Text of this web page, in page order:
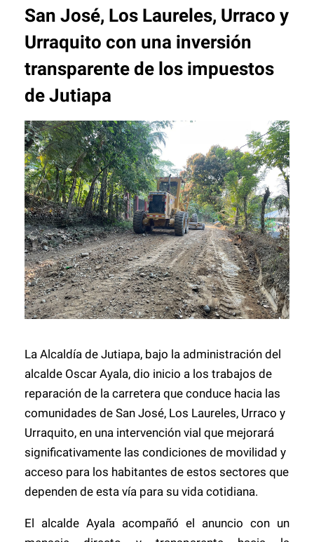
San José, Los Laureles, Urraco y
Urraquito con una inversión
transparente de los impuestos
de Jutiapa
La Alcaldía de Jutiapa, bajo la administración del
alcalde Oscar Ayala, dio inicio a los trabajos de
reparación de la carretera que conduce hacia las
comunidades de San José, Los Laureles, Urraco y
Urraquito, en una intervención vial que mejorará
significativamente las condiciones de movilidad y
acceso para los habitantes de estos sectores que
dependen de esta vía para su vida cotidiana.
El alcalde Ayala acompañó el anuncio con un